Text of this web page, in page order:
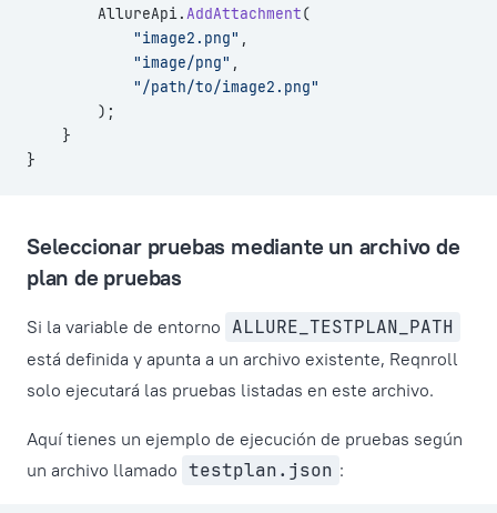
        AllureApi.
AddAttachment(
            "image2.png"
,
            "image/png"
,
            "/path/to/image2.png"
        );
    }
}
Seleccionar pruebas mediante un archivo de
plan de pruebas
Si la variable de entorno ALLURE_TESTPLAN_PATH
está definida y apunta a un archivo existente, Reqnroll
solo ejecutará las pruebas listadas en este archivo.
Aquí tienes un ejemplo de ejecución de pruebas según
un archivo llamado testplan.json :